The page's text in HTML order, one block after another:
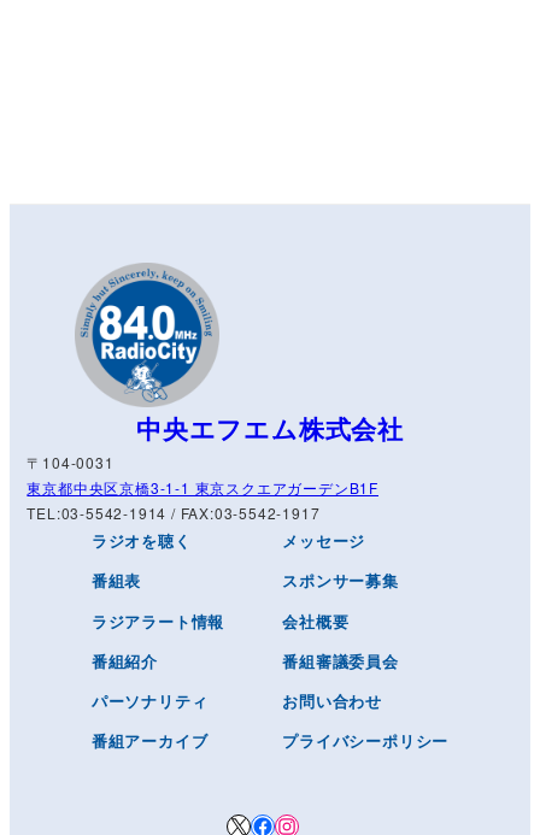
中央エフエム株式会社
〒104-0031
東京都中央区京橋3-1-1 東京スクエアガーデンB1F
TEL:03-5542-1914 / FAX:03-5542-1917
ラジオを聴く
番組表
ラジアラート情報
番組紹介
パーソナリティ
番組アーカイブ
メッセージ
スポンサー募集
会社概要
番組審議委員会
お問い合わせ
プライバシーポリシー
XFacebook
Instagram